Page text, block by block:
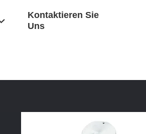
Kontaktieren Sie
Uns